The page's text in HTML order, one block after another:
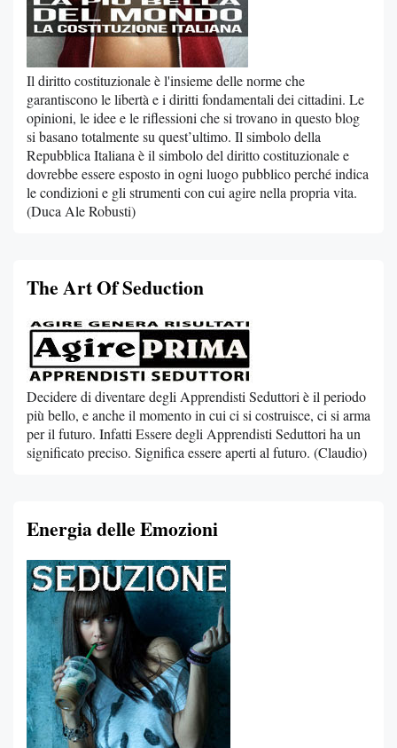
Il diritto costituzionale è l'insieme delle norme che
garantiscono le libertà e i diritti fondamentali dei cittadini. Le
opinioni, le idee e le riflessioni che si trovano in questo blog
si basano totalmente su quest’ultimo. Il simbolo della
Repubblica Italiana è il simbolo del diritto costituzionale e
dovrebbe essere esposto in ogni luogo pubblico perché indica
le condizioni e gli strumenti con cui agire nella propria vita.
(Duca Ale Robusti)
The Art Of Seduction
Decidere di diventare degli Apprendisti Seduttori è il periodo
più bello, e anche il momento in cui ci si costruisce, ci si arma
per il futuro. Infatti Essere degli Apprendisti Seduttori ha un
significato preciso. Significa essere aperti al futuro. (Claudio)
Energia delle Emozioni